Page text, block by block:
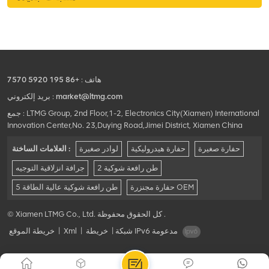
الأخرى.
هاتف : +86 195 5920 7570
بريد إلكتروني : market@ltmg.com
جمع : LTMG Group, 2nd Floor,1-2, Electronics City(Xiamen) International
Innovation Center,No. 23,Duying Road,Jimei District, Xiamen China
العلامات الساخنة : لوادر صغيرة حفارة هيدروليكية حفارة صغيرة
جرافة انزلاقية التوجيه 2 طن رافعة شوكية
5 طن رافعة شوكية عالية الطاقة حفارة مجنزرة OEM
© Xiamen LTMG Co., Ltd. كل الحقوق محفوظة .
خريطة الموقع
Xml خريطة